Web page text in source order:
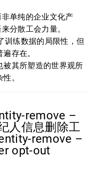
单纯的企业文化产
分散工会力量。
训练数据的局限性，但
存在。
被其所塑造的世界观所
。
remove –
人信息删除工
remove –
opt-out